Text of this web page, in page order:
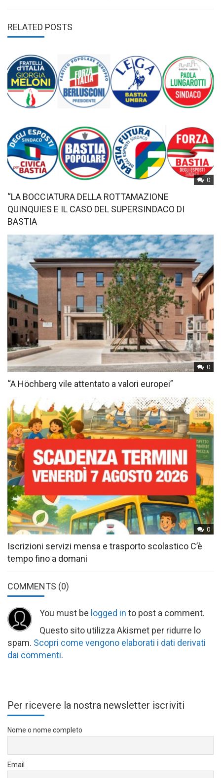
RELATED POSTS
0
“LA BOCCIATURA DELLA ROTTAMAZIONE
QUINQUIES E IL CASO DEL SUPERSINDACO DI
BASTIA
0
“A Höchberg vile attentato a valori europei”
0
Iscrizioni servizi mensa e trasporto scolastico C’è
tempo fino a domani
COMMENTS (0)
You must be logged in to post a comment.
Questo sito utilizza Akismet per ridurre lo
spam. Scopri come vengono elaborati i dati derivati
dai commenti.
Per ricevere la nostra newsletter iscriviti
Nome o nome completo
Email